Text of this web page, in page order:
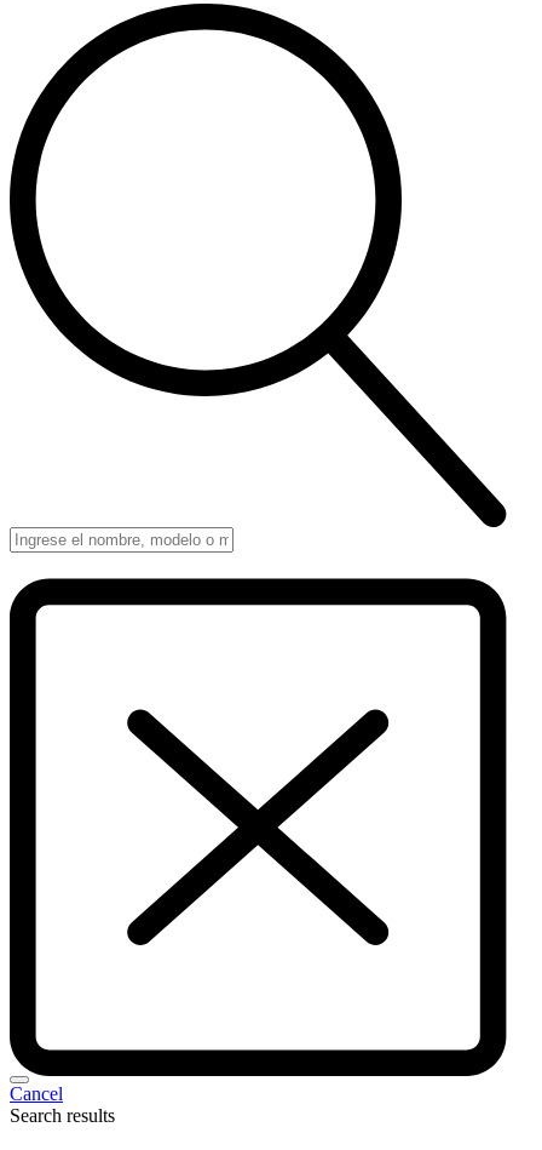
Cancel
Search results